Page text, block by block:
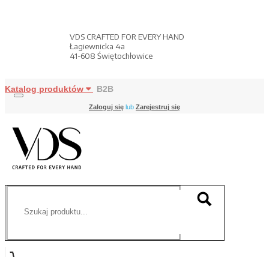
VDS CRAFTED FOR EVERY HAND
Łagiewnicka 4a
41-608 Świętochłowice
Katalog produktów B2B
Zaloguj się lub Zarejestruj się